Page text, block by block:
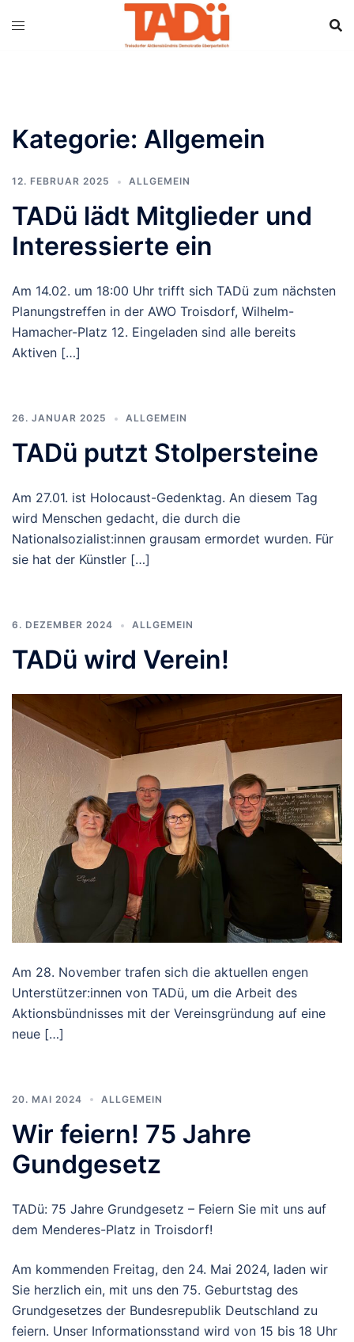
Kategorie: Allgemein
12. FEBRUAR 2025 ALLGEMEIN
TADü lädt Mitglieder und
Interessierte ein
Am 14.02. um 18:00 Uhr trifft sich TADü zum nächsten
Planungstreffen in der AWO Troisdorf, Wilhelm-
Hamacher-Platz 12. Eingeladen sind alle bereits
Aktiven […]
26. JANUAR 2025 ALLGEMEIN
TADü putzt Stolpersteine
Am 27.01. ist Holocaust-Gedenktag. An diesem Tag
wird Menschen gedacht, die durch die
Nationalsozialist:innen grausam ermordet wurden. Für
sie hat der Künstler […]
6. DEZEMBER 2024 ALLGEMEIN
TADü wird Verein!
Am 28. November trafen sich die aktuellen engen
Unterstützer:innen von TADü, um die Arbeit des
Aktionsbündnisses mit der Vereinsgründung auf eine
neue […]
20. MAI 2024 ALLGEMEIN
Wir feiern! 75 Jahre
Gundgesetz
TADü: 75 Jahre Grundgesetz – Feiern Sie mit uns auf
dem Menderes-Platz in Troisdorf!
Am kommenden Freitag, den 24. Mai 2024, laden wir
Sie herzlich ein, mit uns den 75. Geburtstag des
Grundgesetzes der Bundesrepublik Deutschland zu
feiern. Unser Informationsstand wird von 15 bis 18 Uhr